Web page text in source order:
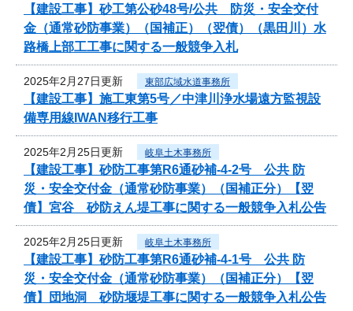
【建設工事】砂工第公砂48号/公共 防災・安全交付
金（通常砂防事業）（国補正）（翌債）（黒田川）水
路橋上部工工事に関する一般競争入札
2025年2月27日更新 東部広域水道事務所
【建設工事】施工東第5号／中津川浄水場遠方監視設
備専用線IWAN移行工事
2025年2月25日更新 岐阜土木事務所
【建設工事】砂防工事第R6通砂補-4-2号 公共 防
災・安全交付金（通常砂防事業）（国補正分）【翌
債】宮谷 砂防えん堤工事に関する一般競争入札公告
2025年2月25日更新 岐阜土木事務所
【建設工事】砂防工事第R6通砂補-4-1号 公共 防
災・安全交付金（通常砂防事業）（国補正分）【翌
債】団地洞 砂防堰堤工事に関する一般競争入札公告